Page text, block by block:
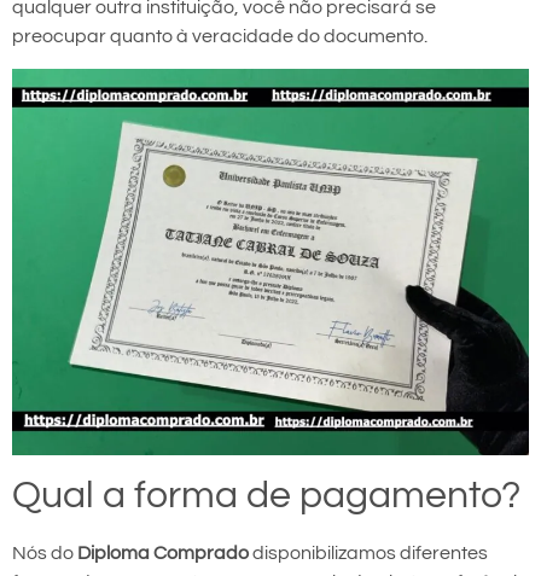
qualquer outra instituição, você não precisará se
preocupar quanto à veracidade do documento.
Qual a forma de pagamento?
Nós do Diploma Compradodisponibilizamos diferentes